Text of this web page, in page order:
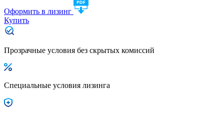
Оформить в лизинг
Купить
Прозрачные условия без скрытых комиссий
Специальные условия лизинга